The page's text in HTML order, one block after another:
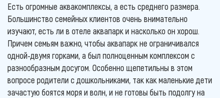
Есть огромные аквакомплексы, а есть среднего размера.
Большинство семейных клиентов очень внимательно
изучают, есть ли в отеле аквапарк и насколько он хорош.
Причем семьям важно, чтобы аквапарк не ограничивался
одной-двумя горками, а был полноценным комплексом с
разнообразным досугом. Особенно щепетильны в этом
вопросе родители с дошкольниками, так как маленькие дети
зачастую боятся моря и волн, и не готовы быть подолгу на